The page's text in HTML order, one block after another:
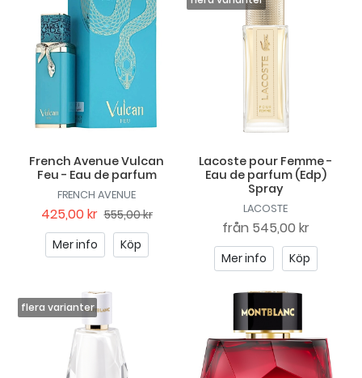
French Avenue Vulcan
Feu - Eau de parfum
FRENCH AVENUE
425,00 kr 555,00 kr
Mer info
Köp
Lacoste pour Femme -
Eau de parfum (Edp)
Spray
LACOSTE
från 545,00 kr
Mer info Köp